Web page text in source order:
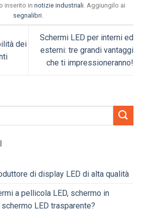
inserito in notizie industriali . Aggiungilo ai
segnalibri
dei
Schermi LED per interni ed
esterni: tre grandi vantaggi
che ti impressioneranno!
di display LED di alta qualità
a pellicola LED, schermo in
LED trasparente?